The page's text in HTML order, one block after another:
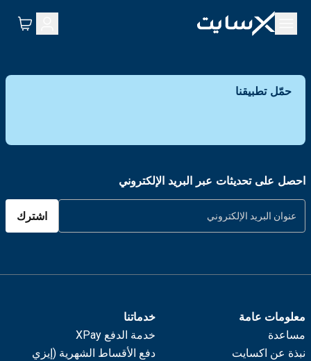
حمّل تطبيقنا
احصل على تحديثات عبر البريد الإلكتروني
اشترك
معلومات عامة
مساعدة
نبذة عن اكسايت
خدماتنا
خدمة الدفع XPay
دفع الأقساط الشهرية (إيزي